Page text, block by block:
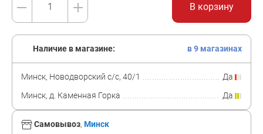
В корзину
Самовывоз, Минск
Наличие в магазине: в 9 магазинах
Минск, Новодворский с/с, 40/1
Да
Минск, д. Каменная Горка
Да